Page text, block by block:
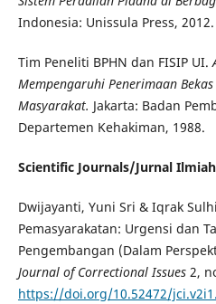
Indonesia: Unissula Press, 2012.
Tim Peneliti BPHN dan FISIP UI.
Mempengaruhi Penerimaan
Masyarakat. Jakarta: Badan
Departemen Kehakiman, 1988.
Scientific Journals/Jurnal Ilmiah
Dwijayanti, Yuni Sri & Iqrak
Pemasyarakatan: Urgensi dan
Pengembangan (Dalam
Journal of Correctional Issues2,
https://doi.org/10.52472/